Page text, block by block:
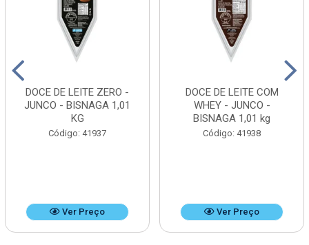
DOCE DE LEITE ZERO -
JUNCO - BISNAGA 1,01
KG
Código: 41937
Ver Preço
DOCE DE LEITE COM
WHEY - JUNCO -
BISNAGA 1,01 kg
Código: 41938
Ver Preço